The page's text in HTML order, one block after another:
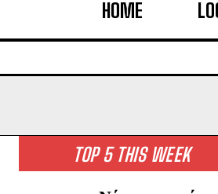
HOME
TOP 5 THIS WEEK